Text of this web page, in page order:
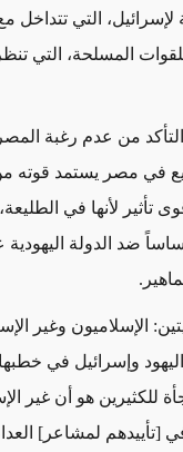
لإسرائيل، التي
المسلحة، التي
من عدم رغبة
في مصر يستمد قوته
تأثير لأنها في
ضد الدولة
الإسلاميون وغير
وإسرائيل في
للكثيرين هو أن غير
[تأييدهم لمشاعر]